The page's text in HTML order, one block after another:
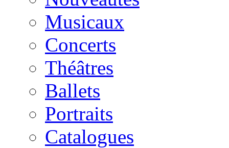
Musicaux
Concerts
Théâtres
Ballets
Portraits
Catalogues